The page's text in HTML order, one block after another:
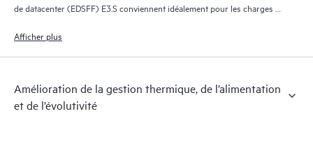
de datacenter (EDSFF) E3.S conviennent idéalement pour les charges de
avec livraison de contenu ou le stockage orienté objet.
Afficher plus
Amélioration de la gestion thermique, de l’alimentation
et de l’évolutivité